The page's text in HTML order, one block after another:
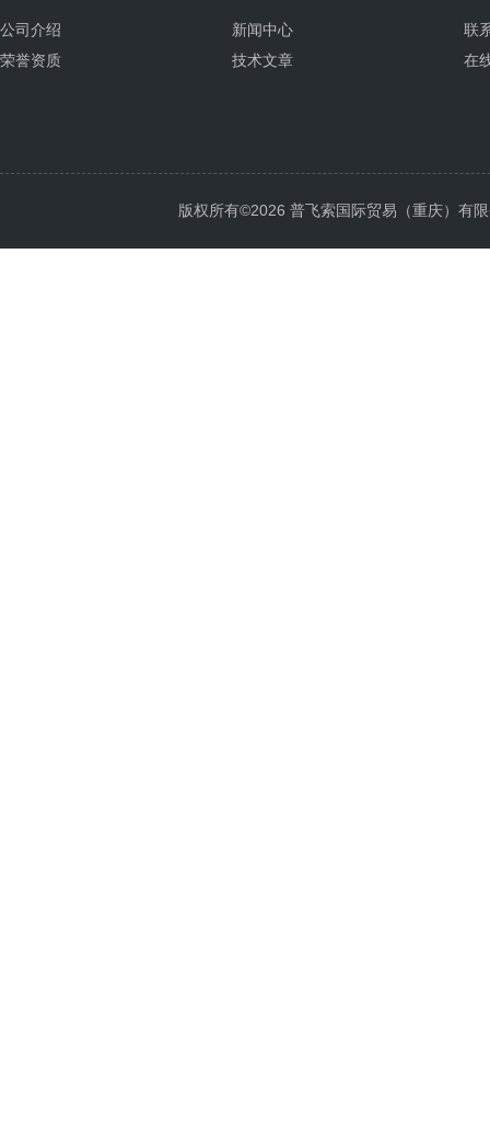
公司介绍
荣誉资质
新闻中心
技术文章
联
在
版权所有©2026 普飞索国际贸易（重庆）有